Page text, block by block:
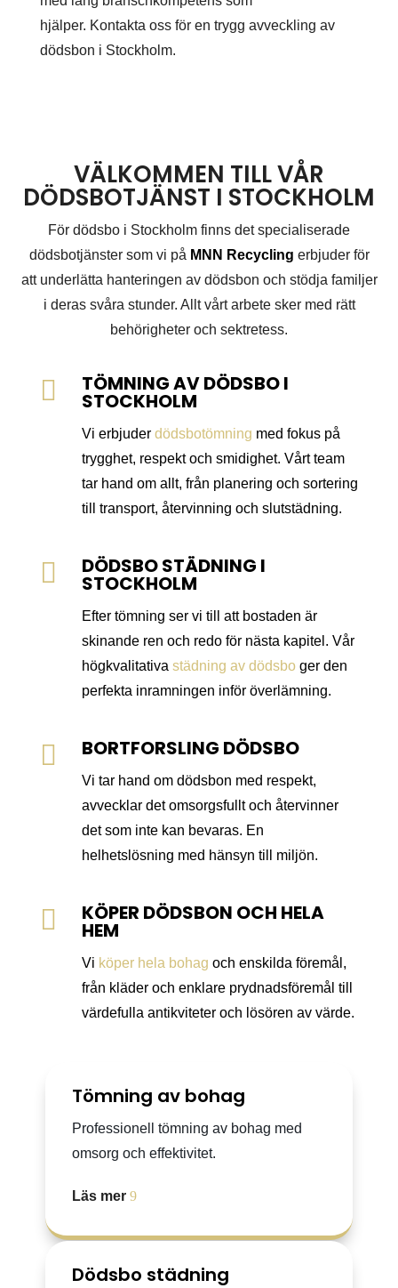
hjälper. Kontakta oss för en trygg avveckling av
dödsbon i Stockholm.
VÄLKOMMEN TILL VÅR
DÖDSBOTJÄNST I STOCKHOLM
För dödsbo i Stockholm finns det specialiserade
dödsbotjänster som vi på MNN Recycling erbjuder för
att underlätta hanteringen av dödsbon och stödja familjer
i deras svåra stunder. Allt vårt arbete sker med rätt
behörigheter och sektretess.
 TÖMNING AV DÖDSBO I
STOCKHOLM
Vi erbjuder dödsbotömning med fokus på
trygghet, respekt och smidighet. Vårt team
tar hand om allt, från planering och sortering
till transport, återvinning och slutstädning.
 DÖDSBO STÄDNING I
STOCKHOLM
Efter tömning ser vi till att bostaden är
skinande ren och redo för nästa kapitel. Vår
högkvalitativa städning av dödsboger den
perfekta inramningen inför överlämning.
 BORTFORSLING DÖDSBO
Vi tar hand om dödsbon med respekt,
avvecklar det omsorgsfullt och återvinner
det som inte kan bevaras. En
helhetslösning med hänsyn till miljön.
 KÖPER DÖDSBON OCH HELA
HEM
Vi köper hela bohag och enskilda föremål,
från kläder och enklare prydnadsföremål till
värdefulla antikviteter och lösören av värde.
Tömning av bohag
Professionell tömning av bohag med
omsorg och effektivitet.
Läs mer
Dödsbo städning